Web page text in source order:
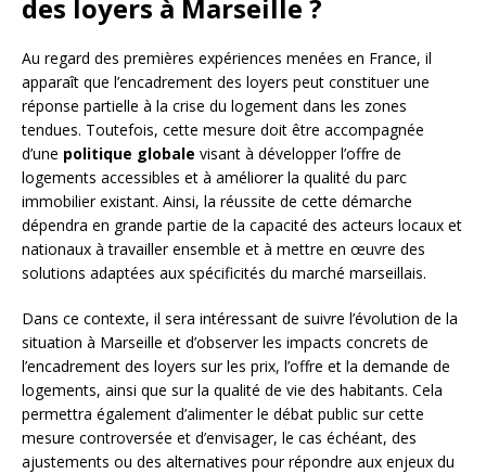
des loyers à Marseille ?
Au regard des premières expériences menées en France, il
apparaît que l’encadrement des loyers peut constituer une
réponse partielle à la crise du logement dans les zones
tendues. Toutefois, cette mesure doit être accompagnée
d’une politique globale visant à développer l’offre de
logements accessibles et à améliorer la qualité du parc
immobilier existant. Ainsi, la réussite de cette démarche
dépendra en grande partie de la capacité des acteurs locaux et
nationaux à travailler ensemble et à mettre en œuvre des
solutions adaptées aux spécificités du marché marseillais.
Dans ce contexte, il sera intéressant de suivre l’évolution de la
situation à Marseille et d’observer les impacts concrets de
l’encadrement des loyers sur les prix, l’offre et la demande de
logements, ainsi que sur la qualité de vie des habitants. Cela
permettra également d’alimenter le débat public sur cette
mesure controversée et d’envisager, le cas échéant, des
ajustements ou des alternatives pour répondre aux enjeux du